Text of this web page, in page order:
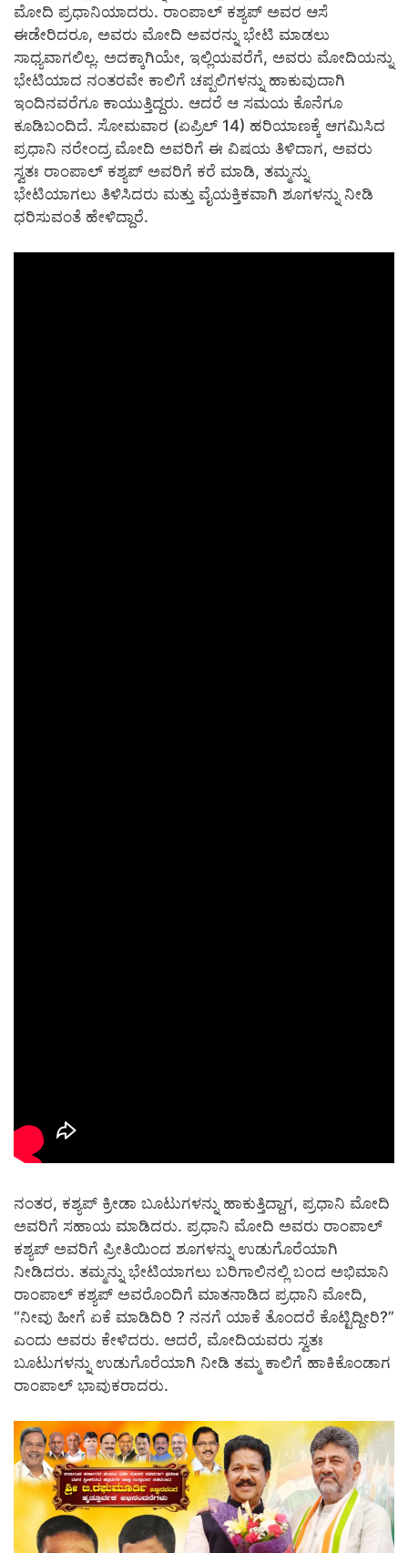
ಮೋದಿ ಪ್ರಧಾನಿಯಾದರು. ರಾಂಪಾಲ್ ಕಶ್ಯಪ್ ಅವರ ಆಸೆ
ಈಡೇರಿದರೂ, ಅವರು ಮೋದಿ ಅವರನ್ನು ಭೇಟಿ ಮಾಡಲು
ಸಾಧ್ಯವಾಗಲಿಲ್ಲ. ಅದಕ್ಕಾಗಿಯೇ, ಇಲ್ಲಿಯವರೆಗೆ, ಅವರು ಮೋದಿಯನ್ನು
ಭೇಟಿಯಾದ ನಂತರವೇ ಕಾಲಿಗೆ ಚಪ್ಪಲಿಗಳನ್ನು ಹಾಕುವುದಾಗಿ
ಇಂದಿನವರೆಗೂ ಕಾಯುತ್ತಿದ್ದರು. ಆದರೆ ಆ ಸಮಯ ಕೊನೆಗೂ
ಕೂಡಿಬಂದಿದೆ. ಸೋಮವಾರ (ಏಪ್ರಿಲ್ 14) ಹರಿಯಾಣಕ್ಕೆ ಆಗಮಿಸಿದ
ಪ್ರಧಾನಿ ನರೇಂದ್ರ ಮೋದಿ ಅವರಿಗೆ ಈ ವಿಷಯ ತಿಳಿದಾಗ, ಅವರು
ಸ್ವತಃ ರಾಂಪಾಲ್ ಕಶ್ಯಪ್ ಅವರಿಗೆ ಕರೆ ಮಾಡಿ, ತಮ್ಮನ್ನು
ಭೇಟಿಯಾಗಲು ತಿಳಿಸಿದರು ಮತ್ತು ವೈಯಕ್ತಿಕವಾಗಿ ಶೂಗಳನ್ನು ನೀಡಿ
ಧರಿಸುವಂತೆ ಹೇಳಿದ್ದಾರೆ.
ನಂತರ, ಕಶ್ಯಪ್ ಕ್ರೀಡಾ ಬೂಟುಗಳನ್ನು ಹಾಕುತ್ತಿದ್ದಾಗ, ಪ್ರಧಾನಿ ಮೋದಿ
ಅವರಿಗೆ ಸಹಾಯ ಮಾಡಿದರು. ಪ್ರಧಾನಿ ಮೋದಿ ಅವರು ರಾಂಪಾಲ್
ಕಶ್ಯಪ್ ಅವರಿಗೆ ಪ್ರೀತಿಯಿಂದ ಶೂಗಳನ್ನು ಉಡುಗೊರೆಯಾಗಿ
ನೀಡಿದರು. ತಮ್ಮನ್ನು ಭೇಟಿಯಾಗಲು ಬರಿಗಾಲಿನಲ್ಲಿ ಬಂದ ಅಭಿಮಾನಿ
ರಾಂಪಾಲ್ ಕಶ್ಯಪ್ ಅವರೊಂದಿಗೆ ಮಾತನಾಡಿದ ಪ್ರಧಾನಿ ಮೋದಿ,
“ನೀವು ಹೀಗೆ ಏಕೆ ಮಾಡಿದಿರಿ ? ನನಗೆ ಯಾಕೆ ತೊಂದರೆ ಕೊಟ್ಟಿದ್ದೀರಿ?”
ಎಂದು ಅವರು ಕೇಳಿದರು. ಆದರೆ, ಮೋದಿಯವರು ಸ್ವತಃ
ಬೂಟುಗಳನ್ನು ಉಡುಗೊರೆಯಾಗಿ ನೀಡಿ ತಮ್ಮ ಕಾಲಿಗೆ ಹಾಕಿಕೊಂಡಾಗ
ರಾಂಪಾಲ್ ಭಾವುಕರಾದರು.